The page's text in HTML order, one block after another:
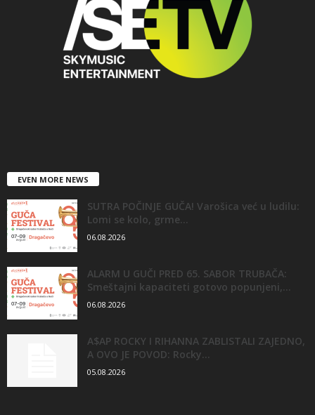
EVEN MORE NEWS
SUTRA POČINJE GUČA! Varošica već u ludilu:
Lomi se kolo, grme...
06.08.2026
ALARM U GUČI PRED 65. SABOR TRUBAČA:
Smeštajni kapaciteti gotovo popunjeni,...
06.08.2026
A$AP ROCKY I RIHANNA ZABLISTALI ZAJEDNO,
A OVO JE POVOD: Rocky...
05.08.2026